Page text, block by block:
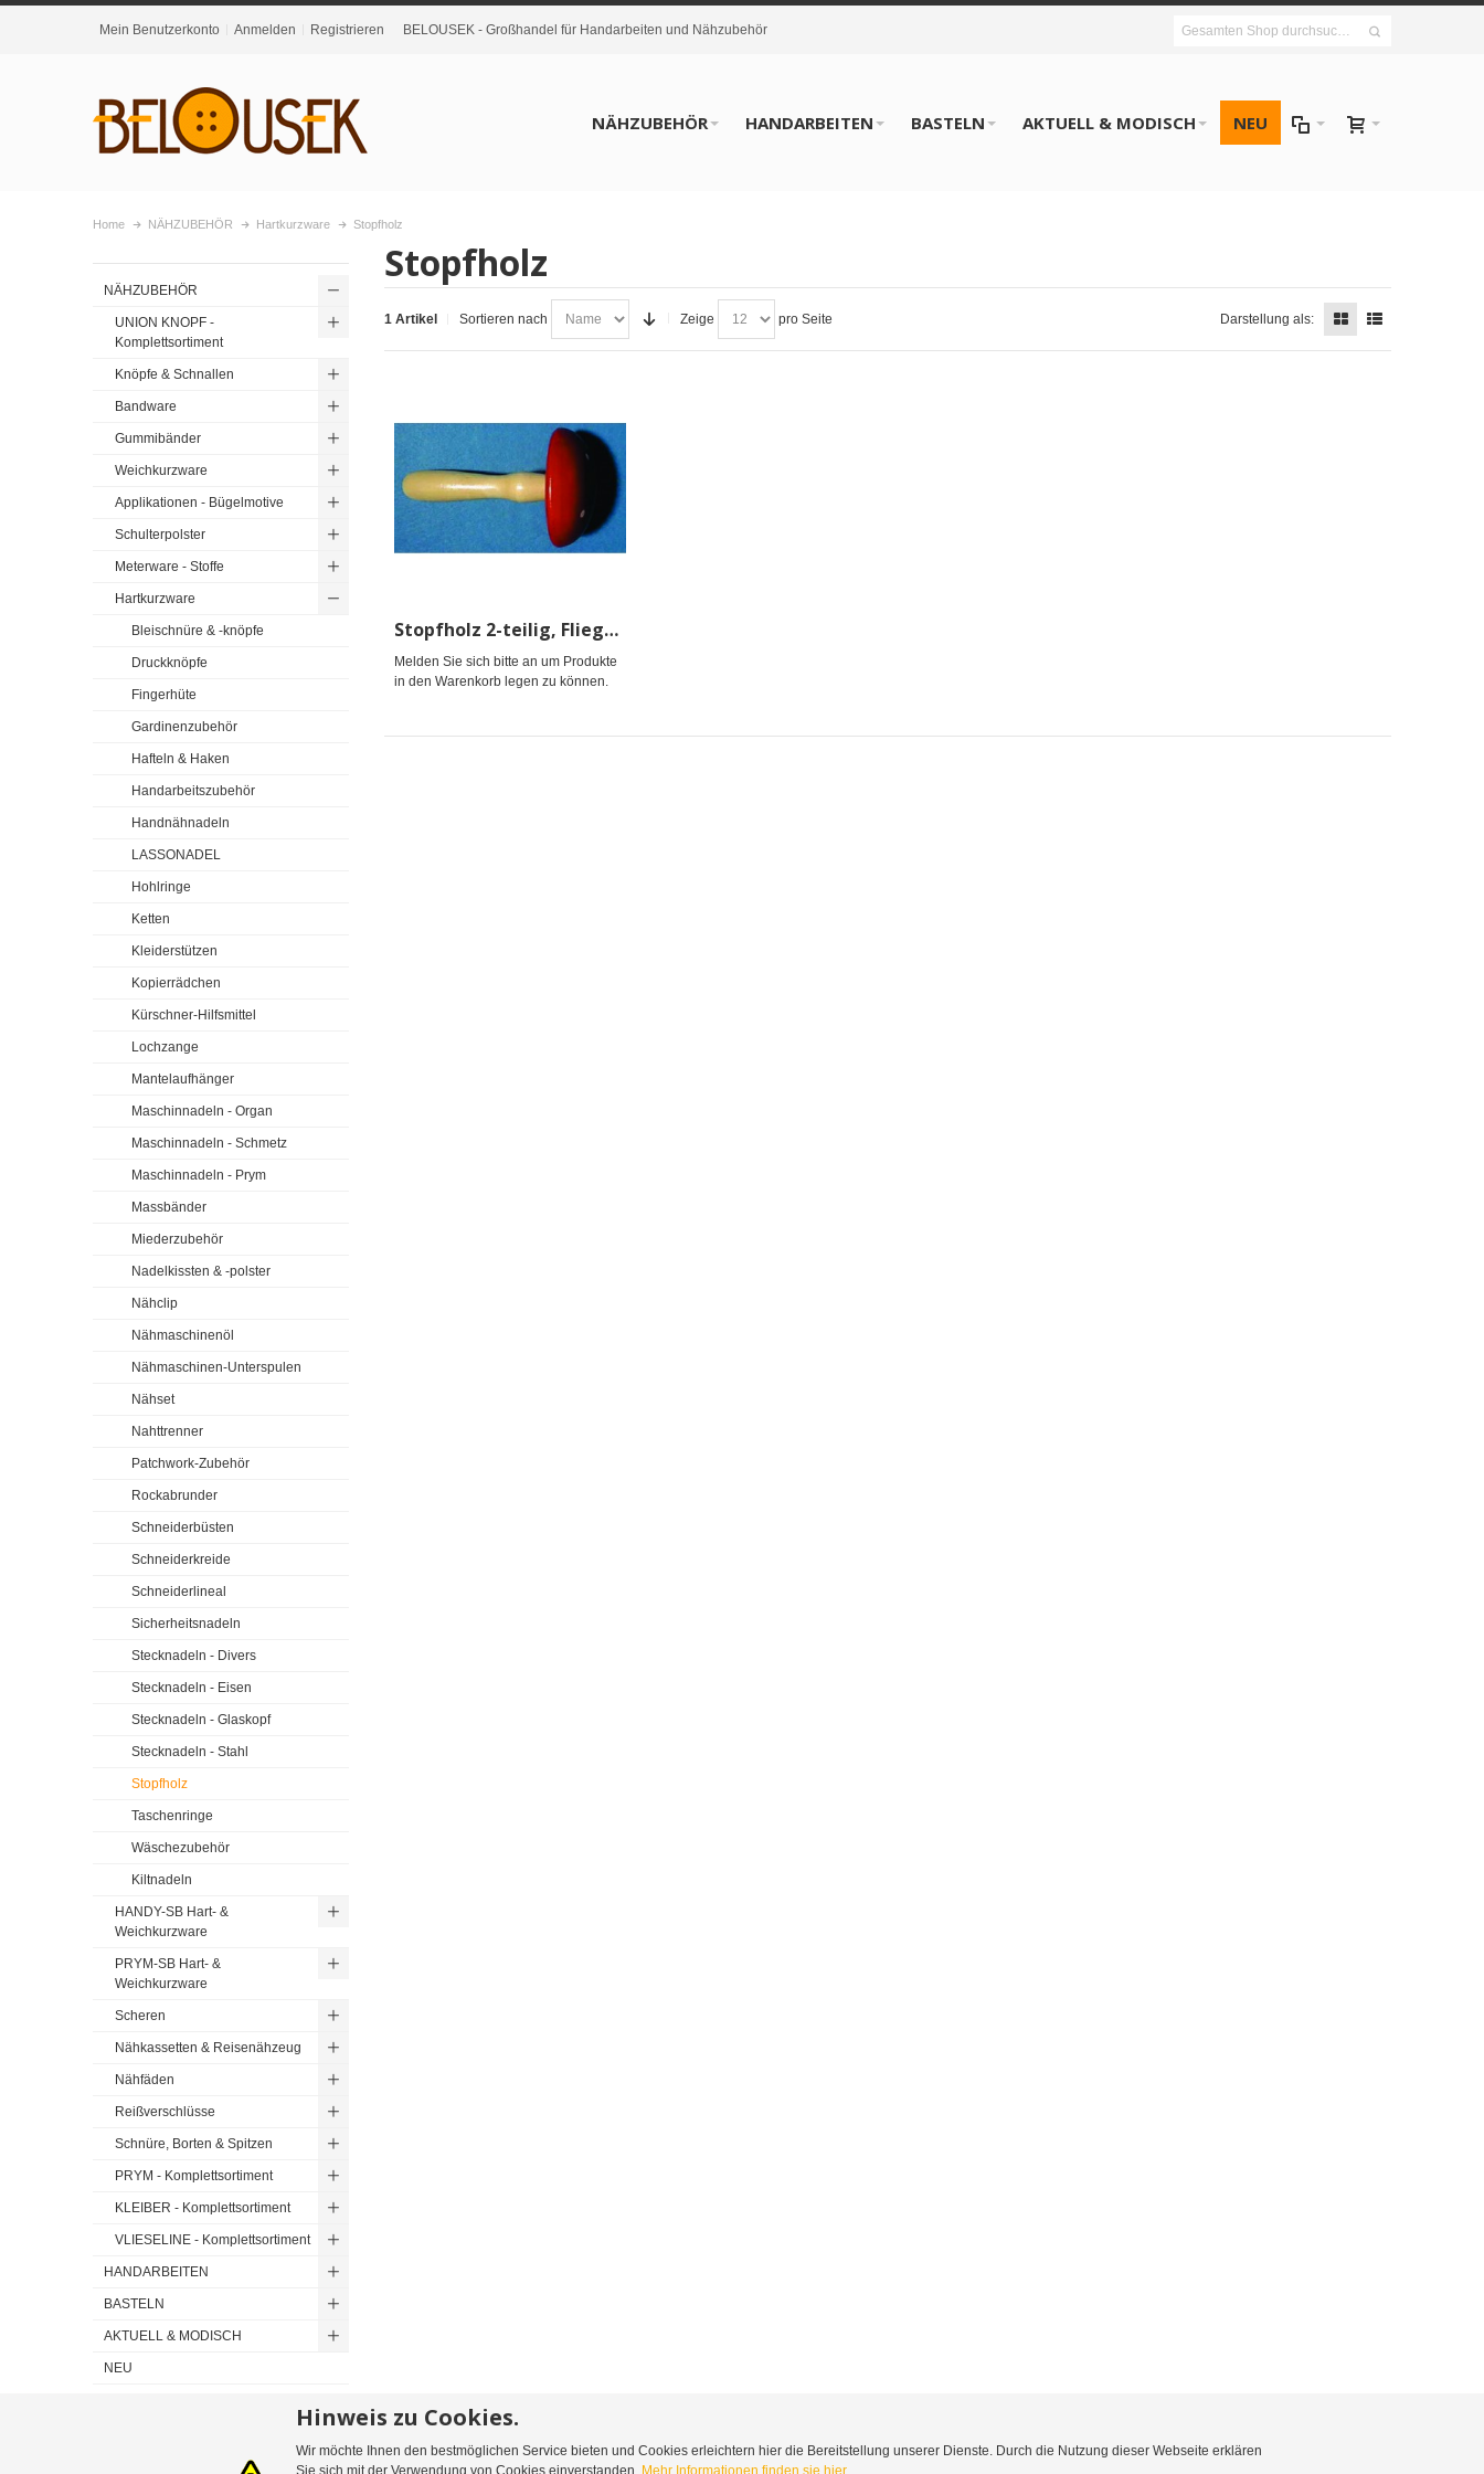
Mein Benutzerkonto Anmelden Registrieren BELOUSEK - Großhandel für Handarbeiten und Nähzubehör
NÄHZUBEHÖR HANDARBEITEN BASTELN AKTUELL & MODISCH NEU
Home NÄHZUBEHÖR Hartkurzware Stopfholz
Stopfholz
1 Artikel Sortieren nach Zeige pro Seite Darstellung als:
Stopfholz 2-teilig, Fliegenpilz
Melden Sie sich bitte an um Produkte
in den Warenkorb legen zu können.
NÄHZUBEHÖR
UNION KNOPF -
Komplettsortiment
Knöpfe & Schnallen
Bandware
Gummibänder
Weichkurzware
Applikationen - Bügelmotive
Schulterpolster
Meterware - Stoffe
Hartkurzware
Bleischnüre & -knöpfe
Druckknöpfe
Fingerhüte
Gardinenzubehör
Hafteln & Haken
Handarbeitszubehör
Handnähnadeln
LASSONADEL
Hohlringe
Ketten
Kleiderstützen
Kopierrädchen
Kürschner-Hilfsmittel
Lochzange
Mantelaufhänger
Maschinnadeln - Organ
Maschinnadeln - Schmetz
Maschinnadeln - Prym
Massbänder
Miederzubehör
Nadelkissten & -polster
Nähclip
Nähmaschinenöl
Nähmaschinen-Unterspulen
Nähset
Nahttrenner
Patchwork-Zubehör
Rockabrunder
Schneiderbüsten
Schneiderkreide
Schneiderlineal
Sicherheitsnadeln
Stecknadeln - Divers
Stecknadeln - Eisen
Stecknadeln - Glaskopf
Stecknadeln - Stahl
Stopfholz
Taschenringe
Wäschezubehör
Kiltnadeln
HANDY-SB Hart- &
Weichkurzware
PRYM-SB Hart- &
Weichkurzware
Scheren
Nähkassetten & Reisenähzeug
Nähfäden
Reißverschlüsse
Schnüre, Borten & Spitzen
PRYM - Komplettsortiment
KLEIBER - Komplettsortiment
VLIESELINE - Komplettsortiment
HANDARBEITEN
BASTELN
AKTUELL & MODISCH
NEU
Erweiterte Suche Bestellungen und Rücksendungen Kontaktieren Sie uns
Hinweis zu Cookies.
Wir möchte Ihnen den bestmöglichen Service bieten und Cookies erleichtern hier die Bereitstellung unserer Dienste. Durch die Nutzung dieser Webseite erklären
Sie sich mit der Verwendung von Cookies einverstanden.
Mehr Informationen finden sie hier.